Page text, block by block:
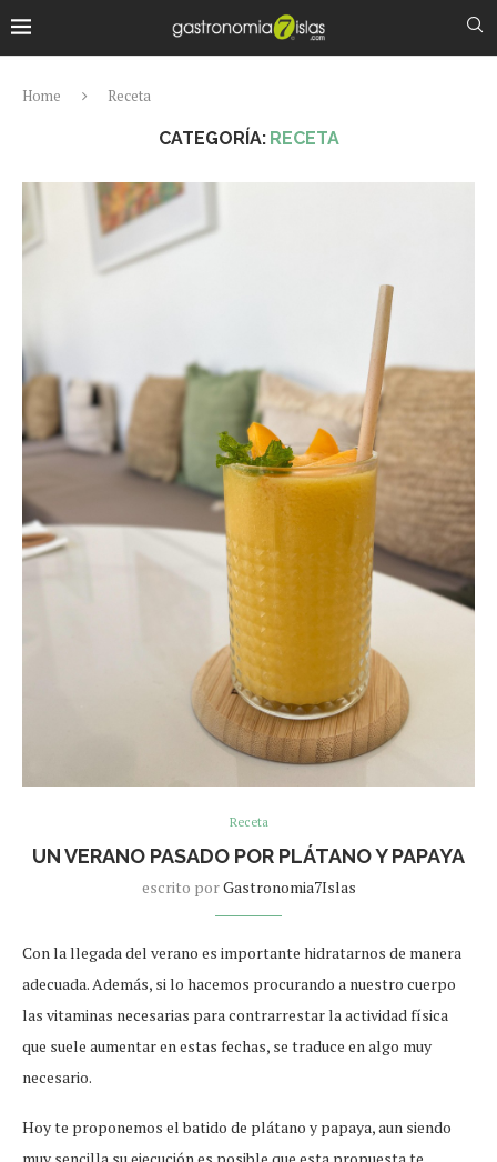
Home Receta
CATEGORÍA: RECETA
Receta
UN VERANO PASADO POR PLÁTANO Y PAPAYA
escrito porGastronomia7Islas
Con la llegada del verano es importante hidratarnos de manera
adecuada. Además, si lo hacemos procurando a nuestro cuerpo
las vitaminas necesarias para contrarrestar la actividad física
que suele aumentar en estas fechas, se traduce en algo muy
necesario.
Hoy te proponemos el batido de plátano y papaya, aun siendo